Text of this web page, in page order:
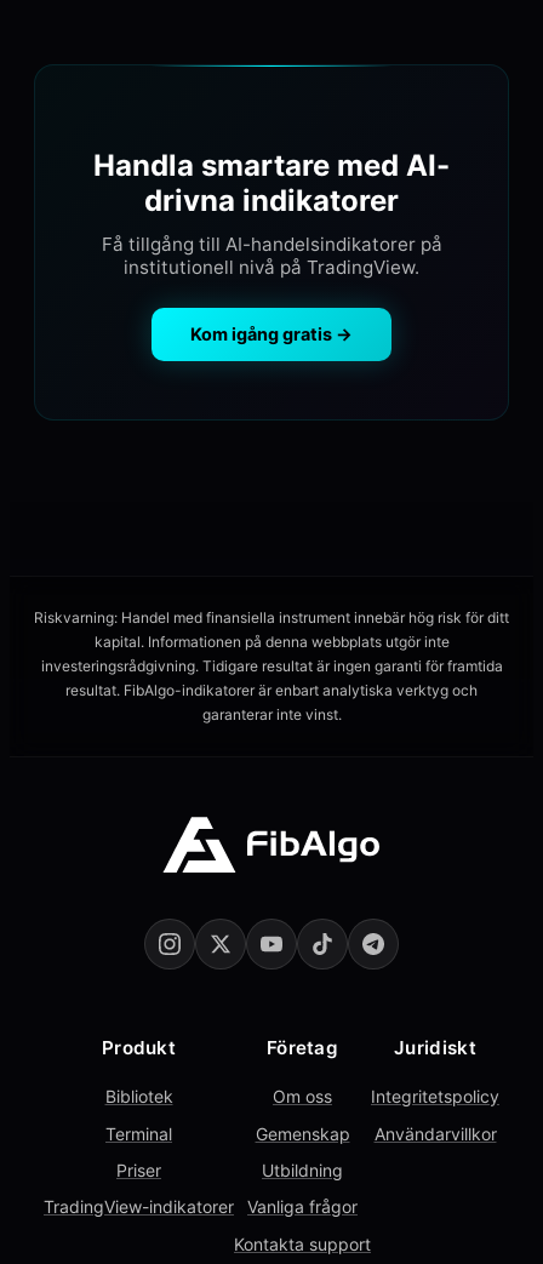
Handla smartare med AI-
drivna indikatorer
Få tillgång till AI-handelsindikatorer på
institutionell nivå på TradingView.
Kom igång gratis →
Riskvarning: Handel med finansiella instrument innebär hög risk för ditt
kapital. Informationen på denna webbplats utgör inte
investeringsrådgivning. Tidigare resultat är ingen garanti för framtida
resultat. FibAlgo-indikatorer är enbart analytiska verktyg och
garanterar inte vinst.
Produkt
Bibliotek
Terminal
Priser
TradingView-indikatorer
Företag
Om oss
Gemenskap
Utbildning
Vanliga frågor
Kontakta support
Juridiskt
Integritetspolicy
Användarvillkor